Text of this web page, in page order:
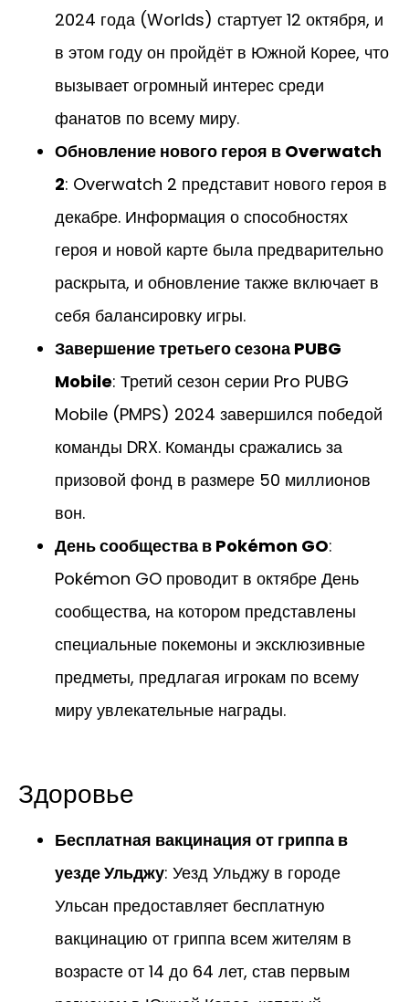
2024 года (Worlds) стартует 12 октября, и
в этом году он пройдёт в Южной Корее, что
вызывает огромный интерес среди
фанатов по всему миру.
Обновление нового героя в Overwatch
2: Overwatch 2 представит нового героя в
декабре. Информация о способностях
героя и новой карте была предварительно
раскрыта, и обновление также включает в
себя балансировку игры.
Завершение третьего сезона PUBG
Mobile: Третий сезон серии Pro PUBG
Mobile (PMPS) 2024 завершился победой
команды DRX. Команды сражались за
призовой фонд в размере 50 миллионов
вон.
День сообщества в Pokémon GO:
Pokémon GO проводит в октябре День
сообщества, на котором представлены
специальные покемоны и эксклюзивные
предметы, предлагая игрокам по всему
миру увлекательные награды.
Здоровье
Бесплатная вакцинация от гриппа в
уезде Ульджу: Уезд Ульджу в городе
Ульсан предоставляет бесплатную
вакцинацию от гриппа всем жителям в
возрасте от 14 до 64 лет, став первым